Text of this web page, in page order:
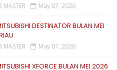
MASTER May 07, 2026
DESTINATOR BULAN MEI
MASTER May 07, 2026
XFORCE BULAN MEI 2026